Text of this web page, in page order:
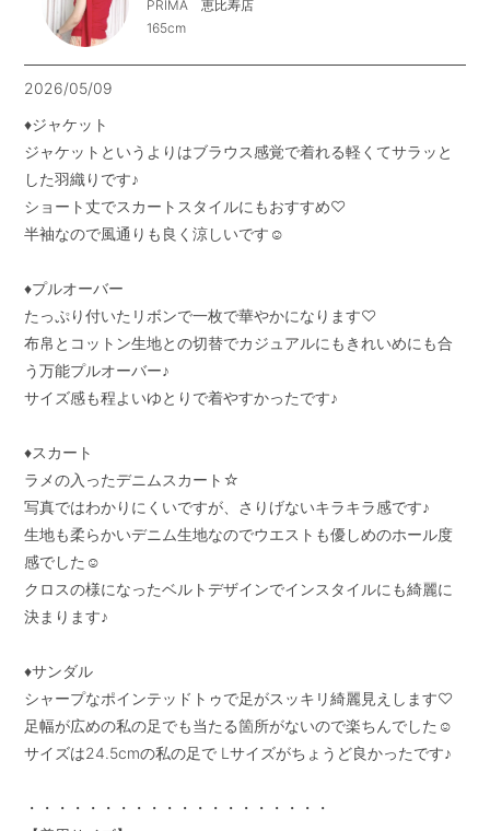
PRIMA 恵比寿店
165cm
2026/05/09
♦︎ジャケット
ジャケットというよりはブラウス感覚で着れる軽くてサラッと
した羽織りです♪
ショート丈でスカートスタイルにもおすすめ♡
半袖なので風通りも良く涼しいです☺︎
♦︎プルオーバー
たっぷり付いたリボンで一枚で華やかになります♡
布帛とコットン生地との切替でカジュアルにもきれいめにも合
う万能プルオーバー♪
サイズ感も程よいゆとりで着やすかったです♪
♦︎スカート
ラメの入ったデニムスカート☆
写真ではわかりにくいですが、さりげないキラキラ感です♪
生地も柔らかいデニム生地なのでウエストも優しめのホール度
感でした☺︎
クロスの様になったベルトデザインでインスタイルにも綺麗に
決まります♪
♦︎サンダル
シャープなポインテッドトゥで足がスッキリ綺麗見えします♡
足幅が広めの私の足でも当たる箇所がないので楽ちんでした☺︎
サイズは24.5cmの私の足で Lサイズがちょうど良かったです♪
・・・・・・・・・・・・・・・・・・・・